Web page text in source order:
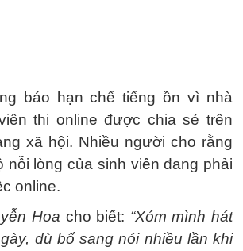
báo hạn chế tiếng ồn vì nhà
thi online được chia sẻ trên
xã hội. Nhiều người cho rằng
nỗi lòng của sinh viên đang phải
online.
Hoa cho biết: “Xóm mình hát
dù bố sang nói nhiều lần khi